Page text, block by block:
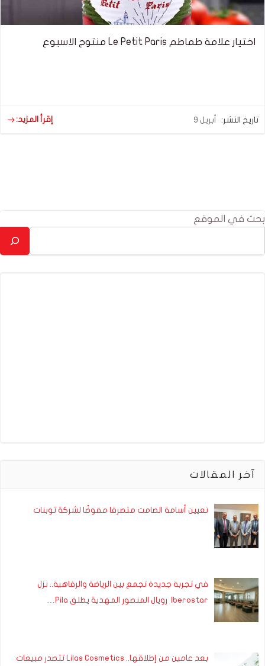
اختيار علامة طماطم Le Petit Paris منتوج الاسبوع
تاريخ النشر: أبريل 9 إقرأ المزيد:
بحث في الموقع
آخر المقالات
تعيين أسامة الصامت متصرفا مفوضًا لشركة توبنات
في تجربة جديدة تجمع بين الرياضة والرفاهية.. نزل
Iberostar رويال المنصور المهدية يطلق Pila…
بعد عامين من إطلاقها.. Lilas Cosmetics تتصدر مبيعات